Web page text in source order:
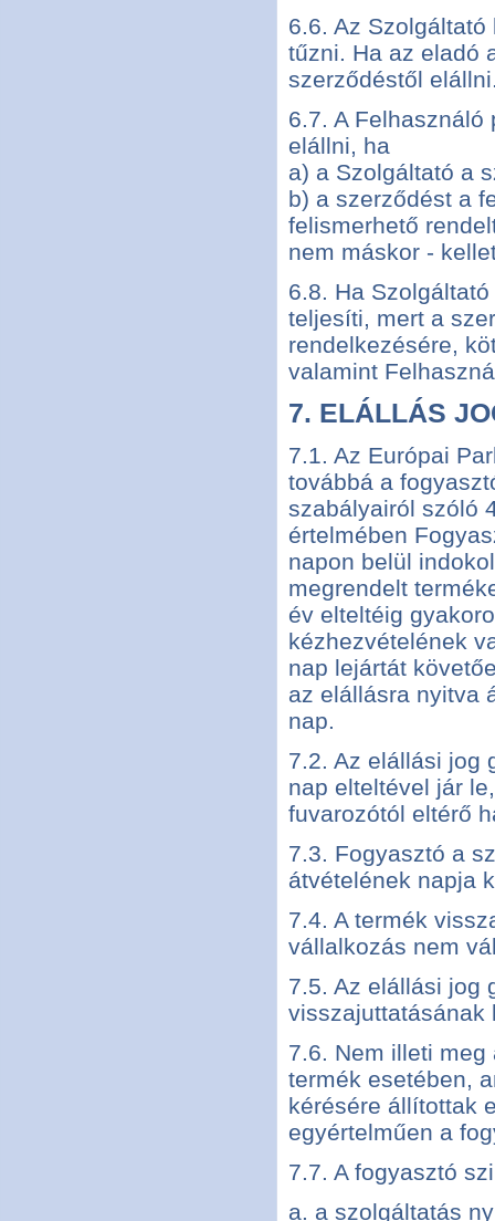
6.6. Az
tűzni. Ha az eladó
szerződéstől
6.7. A
elállni, ha
a) a Szolgáltató a
b) a szerződést a
felismerhető
nem máskor -
6.8. Ha
teljesíti, mert a
rendelkezésére,
valamint
7. ELÁLLÁS
7.1. Az Európai
továbbá a
szabályairól szóló
értelmében
napon belül
megrendelt
év elteltéig
kézhezvételének
nap lejártát
az elállásra nyitva
nap.
7.2. Az elállási jog
nap elteltével jár
fuvarozótól eltérő
7.3. Fogyasztó a
átvételének napja
7.4. A termék
vállalkozás nem
7.5. Az elállási jog
visszajuttatásának
7.6. Nem illeti
termék esetében,
kérésére állítottak
egyértelműen a
7.7. A fogyasztó
a. a szolgáltatás